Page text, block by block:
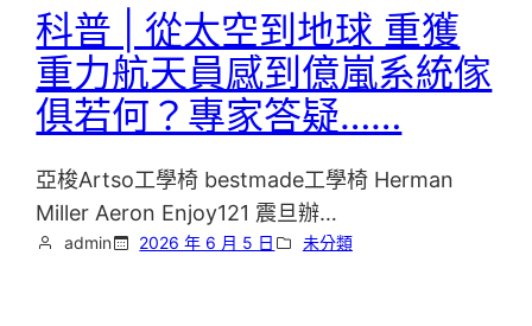
科普 | 從太空到地球 重獲
重力航天員感到億嵐系統傢
俱若何？專家答疑……
亞梭Artso工學椅 bestmade工學椅 Herman
Miller Aeron Enjoy121 震旦辦…
admin 2026 年 6 月 5 日 未分類